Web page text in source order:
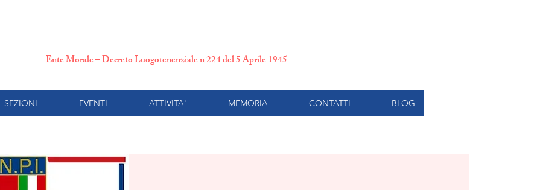
Ente Morale – Decreto Luogotenenziale n 224 del 5 Aprile 1945
SEZIONI EVENTI ATTIVITA' MEMORIA CONTATTI BLOG